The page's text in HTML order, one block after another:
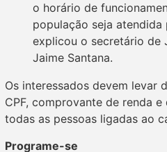
o horário de
população seja atendida
explicou o secretário de
Jaime Santana.
Os interessados devem levar
CPF, comprovante de renda
todas as pessoas ligadas ao
Programe-se